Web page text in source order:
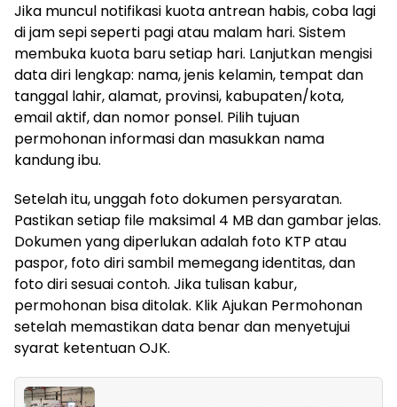
Jika muncul notifikasi kuota antrean habis, coba lagi
di jam sepi seperti pagi atau malam hari. Sistem
membuka kuota baru setiap hari. Lanjutkan mengisi
data diri lengkap: nama, jenis kelamin, tempat dan
tanggal lahir, alamat, provinsi, kabupaten/kota,
email aktif, dan nomor ponsel. Pilih tujuan
permohonan informasi dan masukkan nama
kandung ibu.
Setelah itu, unggah foto dokumen persyaratan.
Pastikan setiap file maksimal 4 MB dan gambar jelas.
Dokumen yang diperlukan adalah foto KTP atau
paspor, foto diri sambil memegang identitas, dan
foto diri sesuai contoh. Jika tulisan kabur,
permohonan bisa ditolak. Klik Ajukan Permohonan
setelah memastikan data benar dan menyetujui
syarat ketentuan OJK.